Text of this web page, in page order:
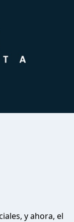
y ahora, el